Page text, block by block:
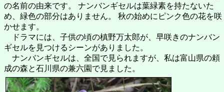
の名前の由来です。 ナンバンギセルは葉緑素を持たないた
め、緑色の部分はありません。 秋の始めにピンク色の花を咲
かせます。
ドラマには、子供の頃の槙野万太郎が、早咲きのナンバン
ギセルを見つけるシーンがありました。
ナンバンギセルは、全国で見られますが、私は富山県の頼
成の森と石川県の兼六園で見ました。